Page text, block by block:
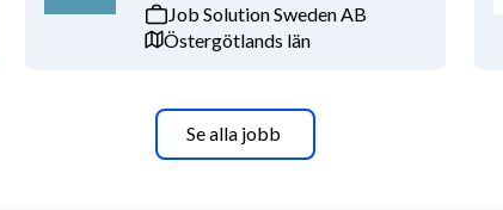
Job Solution Sweden AB
Östergötlands län
Se alla jobb